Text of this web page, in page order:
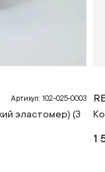
Артикул: 102-025-0003
эластомер) (3
1